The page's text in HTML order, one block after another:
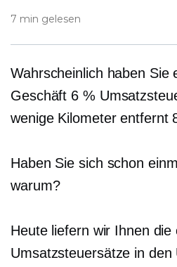
7 min gelesen
Wahrscheinlich haben Sie
Geschäft 6 %
wenige Kilometer entfernt
Haben Sie sich schon
warum?
Heute liefern wir Ihnen
Umsatzsteuersätze in